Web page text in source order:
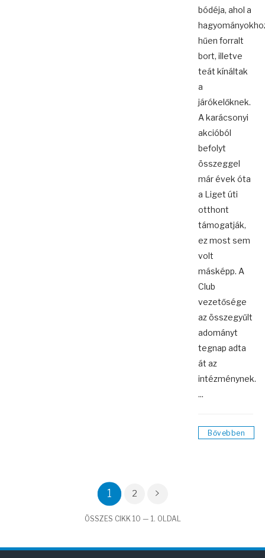
bódéja, ahol a
hűen forralt
bort, illetve
teát kínáltak
a
járókelőknek.
A karácsonyi
akcióból
befolyt
összeggel
már évek óta
a Liget úti
otthont
támogatják,
ez most sem
volt
másképp. A
Club
vezetősége
az összegyűlt
adományt
tegnap adta
át az
intézménynek.
...
Bővebben
1 2
ÖSSZES CIKK 10 — 1. OLDAL